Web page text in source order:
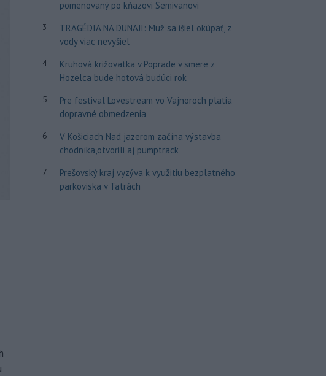
pomenovaný po kňazovi Semivanovi
3
TRAGÉDIA NA DUNAJI: Muž sa išiel okúpať, z
vody viac nevyšiel
4
Kruhová križovatka v Poprade v smere z
Hozelca bude hotová budúci rok
5
Pre festival Lovestream vo Vajnoroch platia
dopravné obmedzenia
6
V Košiciach Nad jazerom začína výstavba
chodníka,otvorili aj pumptrack
7
Prešovský kraj vyzýva k využitiu bezplatného
parkoviska v Tatrách